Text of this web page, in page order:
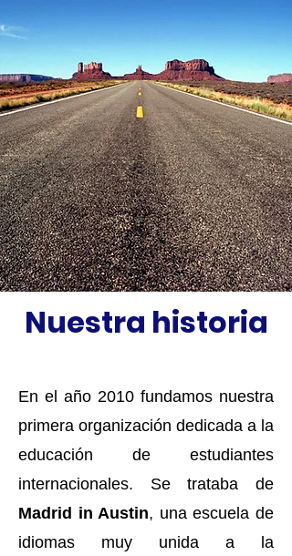
Nuestra historia
En el año 2010 fundamos nuestra
primera organización dedicada a la
educación de estudiantes
internacionales. Se trataba de
Madrid in Austin, una escuela de
idiomas muy unida a la